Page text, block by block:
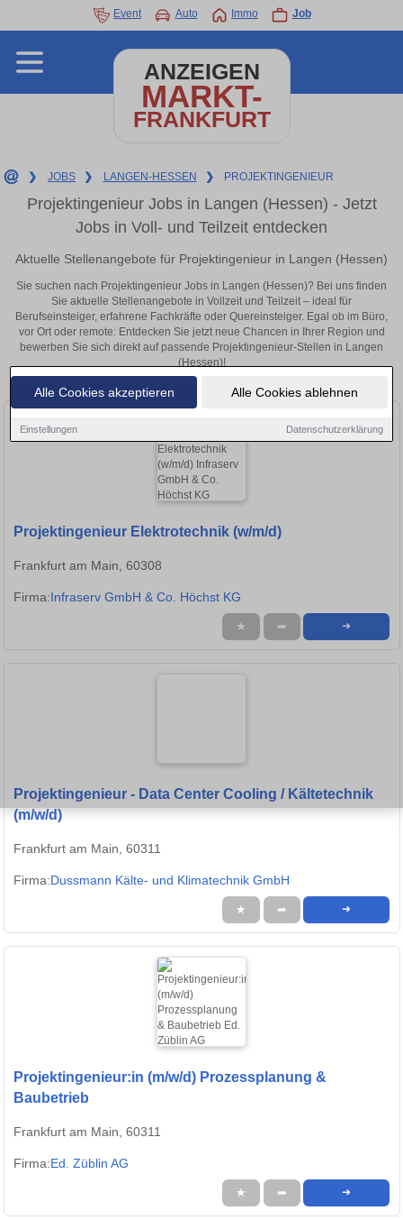
Alle Cookies akzeptieren Alle Cookies ablehnen
Einstellungen Datenschutzerklärung
Event Auto Immo Job
ANZEIGEN
MARKT-
FRANKFURT
❯ JOBS ❯ LANGEN-HESSEN ❯ PROJEKTINGENIEUR
Projektingenieur Jobs in Langen (Hessen) - Jetzt
Jobs in Voll- und Teilzeit entdecken
Aktuelle Stellenangebote für Projektingenieur in Langen (Hessen)
Sie suchen nach Projektingenieur Jobs in Langen (Hessen)? Bei uns finden
Sie aktuelle Stellenangebote in Vollzeit und Teilzeit – ideal für
Berufseinsteiger, erfahrene Fachkräfte oder Quereinsteiger. Egal ob im Büro,
vor Ort oder remote: Entdecken Sie jetzt neue Chancen in Ihrer Region und
bewerben Sie sich direkt auf passende Projektingenieur-Stellen in Langen
(Hessen)!
Projektingenieur Elektrotechnik (w/m/d)
Frankfurt am Main, 60308
Firma:Infraserv GmbH & Co. Höchst KG
★ ➦ ➜
Projektingenieur - Data Center Cooling / Kältetechnik
(m/w/d)
Frankfurt am Main, 60311
Firma:Dussmann Kälte- und Klimatechnik GmbH
★ ➦ ➜
Projektingenieur:in (m/w/d) Prozessplanung &
Baubetrieb
Frankfurt am Main, 60311
Firma:Ed. Züblin AG
★ ➦ ➜